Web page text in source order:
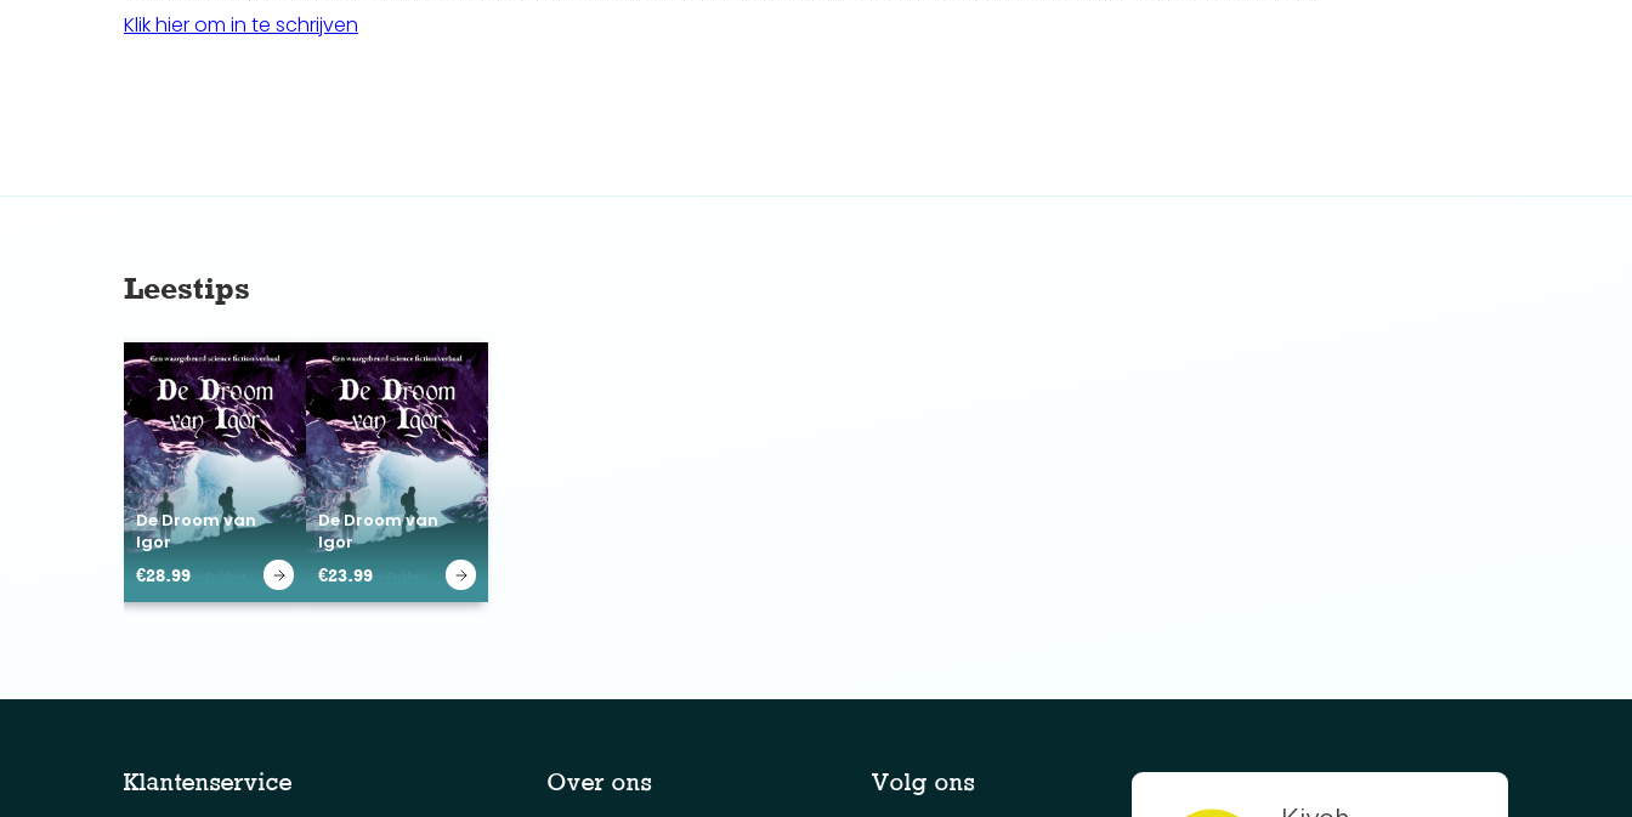
Klik hier om in te schrijven
Leestips
De Droom van
Igor
€28.99
De Droom van
Igor
€23.99
Klantenservice Over ons Volg ons